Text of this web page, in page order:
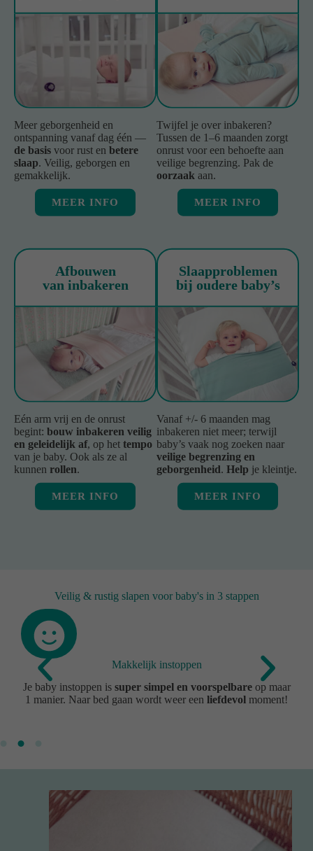
Meer geborgenheid en
ontspanning vanaf dag één —
de basis voor rust en betere
slaap. Veilig, geborgen en
gemakkelijk.
MEER INFO
Twijfel je over inbakeren?
Tussen de 1–6 maanden zorgt
onrust voor een behoefte aan
veilige begrenzing. Pak de
oorzaak aan.
MEER INFO
Afbouwen
van inbakeren
Eén arm vrij en de onrust
begint: bouw inbakeren veilig
en geleidelijk af, op het tempo
van je baby. Ook als ze al
kunnen rollen
MEER INFO
Slaapproblemen
bij oudere baby’s
Vanaf +/- 6 maanden mag
inbakeren niet meer; terwijl
baby’s vaak nog zoeken naar
veilige begrenzing en
geborgenheid Help je kleintje.
MEER INFO
Veilig & rustig slapen voor baby's in 3 stappen
Makkelijk instoppen
Je baby instoppen is super simpel en voorspelbareop maar
1 manier. Naar bed gaan wordt weer een liefdevol moment!